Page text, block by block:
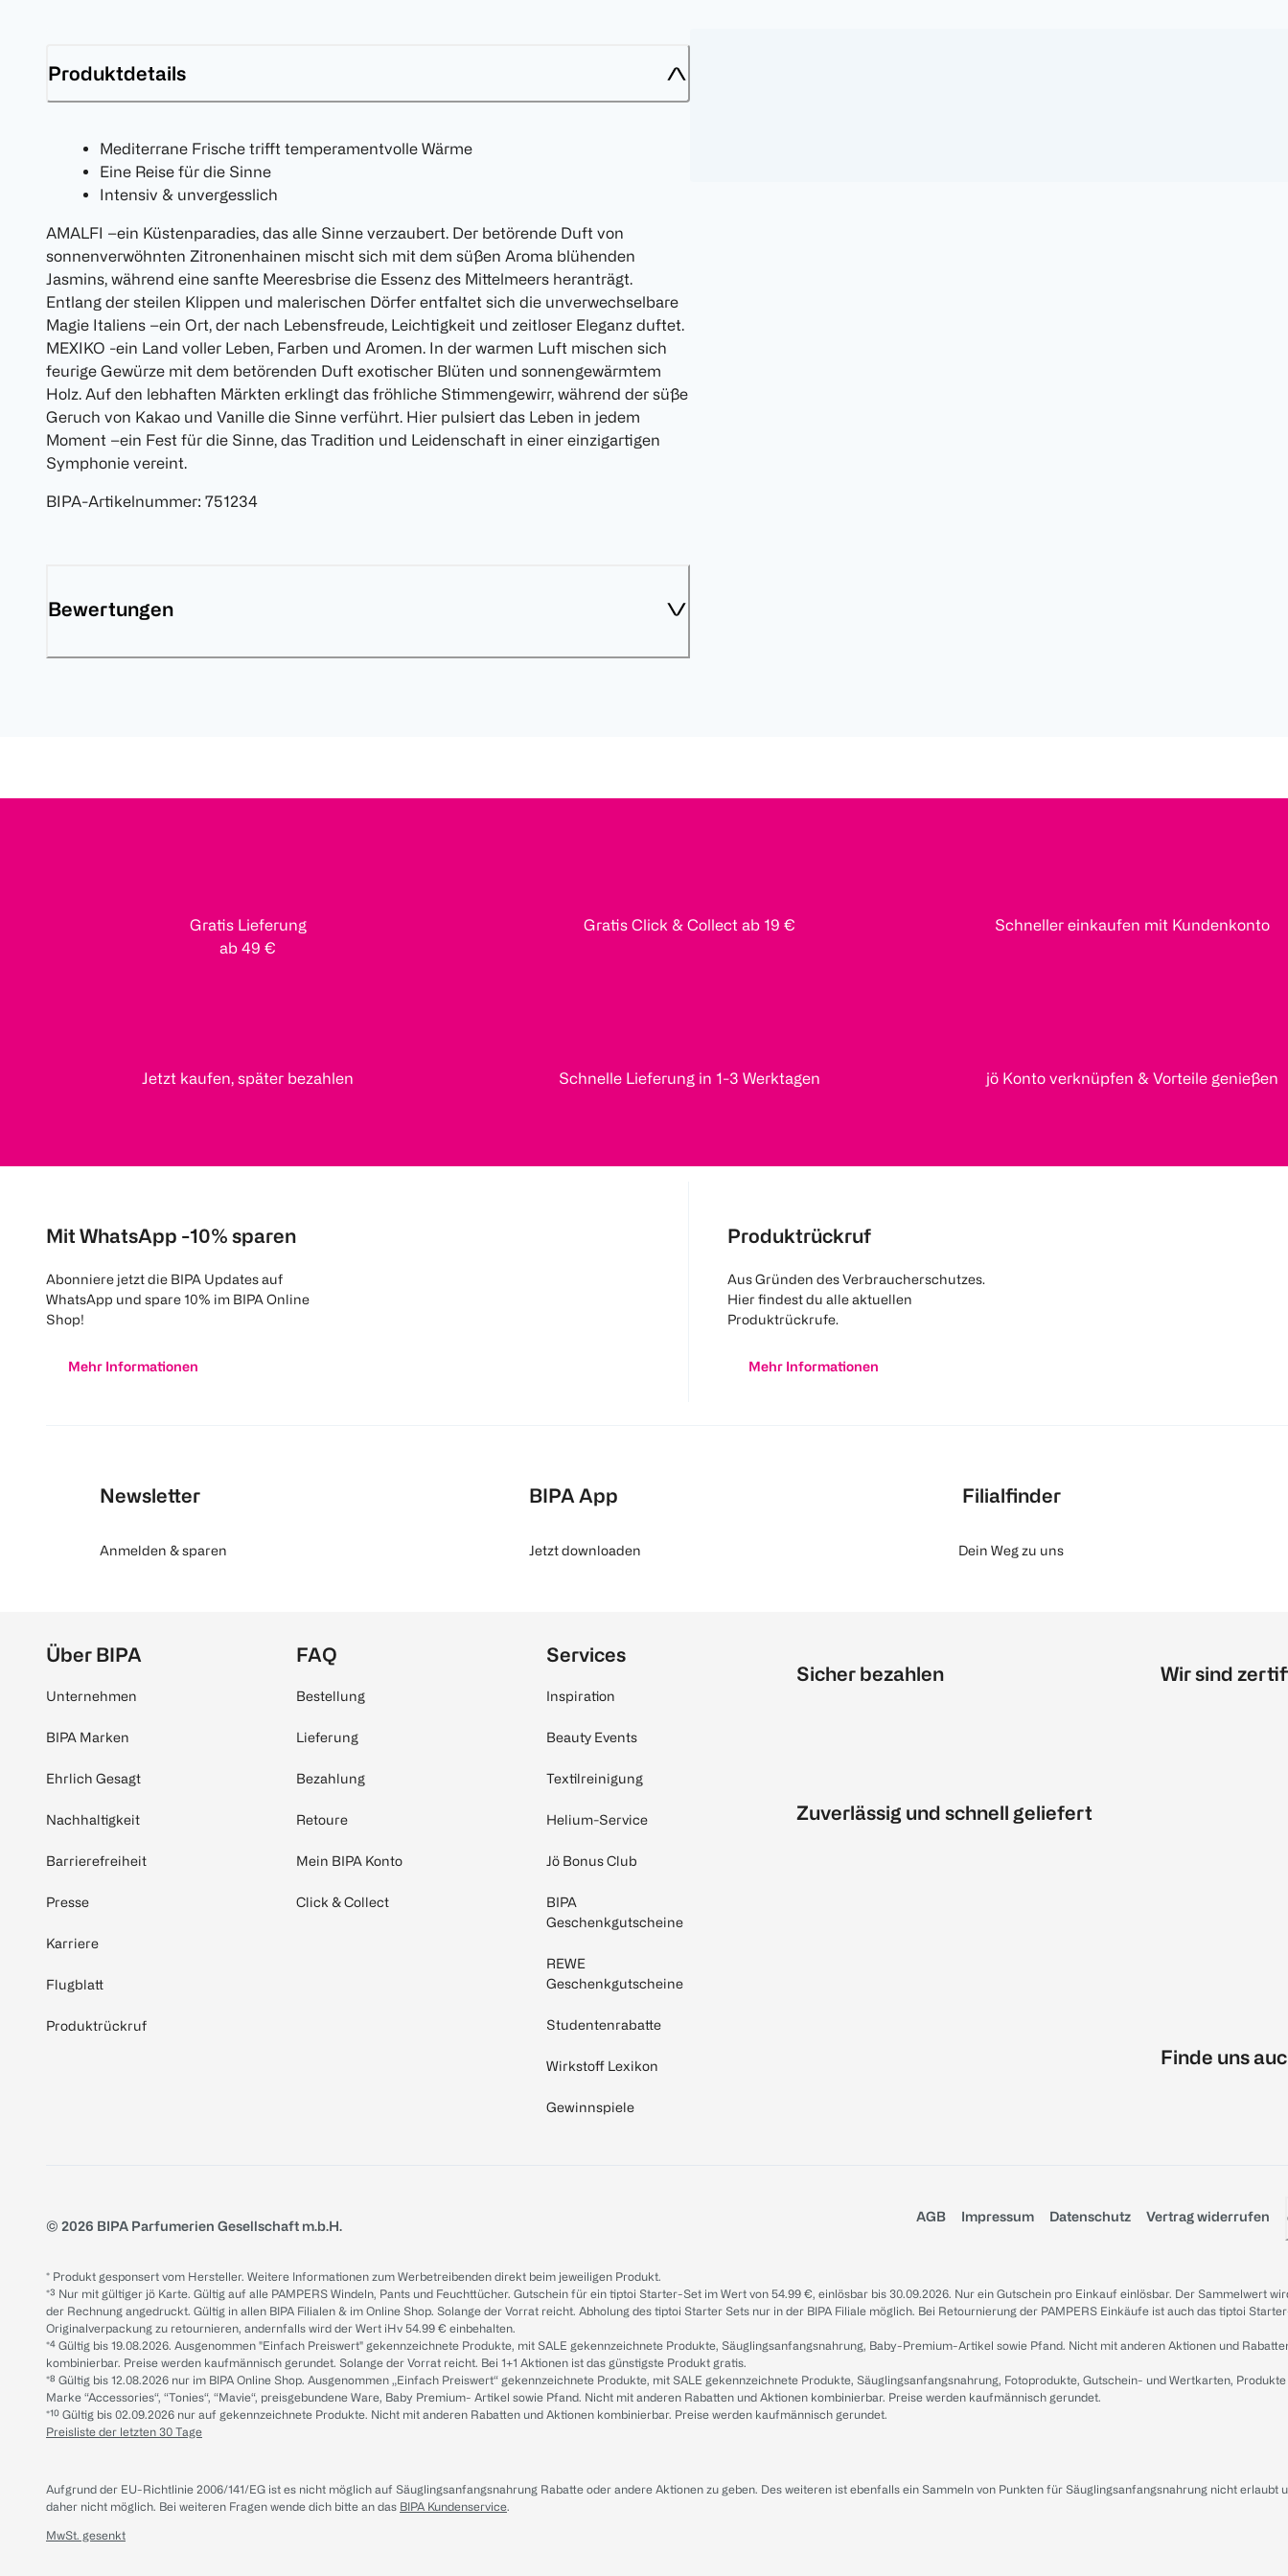
Produktdetails
Mediterrane Frische trifft temperamentvolle Wärme
Eine Reise für die Sinne
Intensiv & unvergesslich
AMALFI –ein Küstenparadies, das alle Sinne verzaubert. Der betörende Duft von
sonnenverwöhnten Zitronenhainen mischt sich mit dem süßen Aroma blühenden
Jasmins, während eine sanfte Meeresbrise die Essenz des Mittelmeers heranträgt.
Entlang der steilen Klippen und malerischen Dörfer entfaltet sich die unverwechselbare
Magie Italiens –ein Ort, der nach Lebensfreude, Leichtigkeit und zeitloser Eleganz duftet.
MEXIKO -ein Land voller Leben, Farben und Aromen. In der warmen Luft mischen sich
feurige Gewürze mit dem betörenden Duft exotischer Blüten und sonnengewärmtem
Holz. Auf den lebhaften Märkten erklingt das fröhliche Stimmengewirr, während der süße
Geruch von Kakao und Vanille die Sinne verführt. Hier pulsiert das Leben in jedem
Moment –ein Fest für die Sinne, das Tradition und Leidenschaft in einer einzigartigen
Symphonie vereint.
BIPA-Artikelnummer: 751234
Bewertungen
Gratis Lieferung
ab 49 €
Gratis Click & Collect ab 19 € Schneller einkaufen mit Kundenkonto
Jetzt kaufen, später bezahlen Schnelle Lieferung in 1-3 Werktagen jö Konto verknüpfen & Vorteile genießen
Mit WhatsApp -10% sparen
Abonniere jetzt die BIPA Updates auf
WhatsApp und spare 10% im BIPA Online
Shop!
Mehr Informationen
Produktrückruf
Aus Gründen des Verbraucherschutzes.
Hier findest du alle aktuellen
Produktrückrufe.
Mehr Informationen
Newsletter
Anmelden & sparen
BIPA App
Jetzt downloaden
Filialfinder
Dein Weg zu uns
Über BIPA
Unternehmen
BIPA Marken
Ehrlich Gesagt
Nachhaltigkeit
Barrierefreiheit
Presse
Karriere
Flugblatt
Produktrückruf
FAQ
Bestellung
Lieferung
Bezahlung
Retoure
Mein BIPA Konto
Click & Collect
Services
Inspiration
Beauty Events
Textilreinigung
Helium-Service
Jö Bonus Club
BIPA
Geschenkgutscheine
REWE
Geschenkgutscheine
Studentenrabatte
Wirkstoff Lexikon
Gewinnspiele
Sicher bezahlen
Zuverlässig und schnell geliefert
Wir sind
Finde uns
© 2026 BIPA Parfumerien Gesellschaft m.b.H.
AGB Impressum Datenschutz Vertrag widerrufen
* Produkt gesponsert vom Hersteller. Weitere Informationen zum Werbetreibenden direkt beim jeweiligen Produkt.
*³ Nur mit gültiger jö Karte. Gültig auf alle PAMPERS Windeln, Pants und Feuchttücher. Gutschein für ein tiptoi Starter-Set im Wert von 54.99 €, einlösbar bis 30.09.2026. Nur ein Gutschein pro Einkauf einlösbar. Der Sammelwert
der Rechnung angedruckt. Gültig in allen BIPA Filialen & im Online Shop. Solange der Vorrat reicht. Abholung des tiptoi Starter Sets nur in der BIPA Filiale möglich. Bei Retournierung der PAMPERS Einkäufe ist auch das tiptoi
Originalverpackung zu retournieren, andernfalls wird der Wert iHv 54.99 € einbehalten.
*⁴ Gültig bis 19.08.2026. Ausgenommen "Einfach Preiswert" gekennzeichnete Produkte, mit SALE gekennzeichnete Produkte, Säuglingsanfangsnahrung, Baby-Premium-Artikel sowie Pfand. Nicht mit anderen Aktionen und
kombinierbar. Preise werden kaufmännisch gerundet. Solange der Vorrat reicht. Bei 1+1 Aktionen ist das günstigste Produkt gratis.
*⁸ Gültig bis 12.08.2026 nur im BIPA Online Shop. Ausgenommen „Einfach Preiswert“ gekennzeichnete Produkte, mit SALE gekennzeichnete Produkte, Säuglingsanfangsnahrung, Fotoprodukte, Gutschein- und Wertkarten,
Marke “Accessories“, “Tonies“, “Mavie“, preisgebundene Ware, Baby Premium- Artikel sowie Pfand. Nicht mit anderen Rabatten und Aktionen kombinierbar. Preise werden kaufmännisch gerundet.
*¹⁰ Gültig bis 02.09.2026 nur auf gekennzeichnete Produkte. Nicht mit anderen Rabatten und Aktionen kombinierbar. Preise werden kaufmännisch gerundet.
Preisliste der letzten 30 Tage
Aufgrund der EU-Richtlinie 2006/141/EG ist es nicht möglich auf Säuglingsanfangsnahrung Rabatte oder andere Aktionen zu geben. Des weiteren ist ebenfalls ein Sammeln von Punkten für Säuglingsanfangsnahrung nicht erlaubt
daher nicht möglich. Bei weiteren Fragen wende dich bitte an das BIPA Kundenservice.
MwSt. gesenkt